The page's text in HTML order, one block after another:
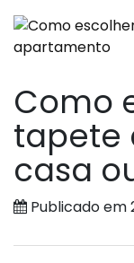
Como
tapete
casa
Publicado em